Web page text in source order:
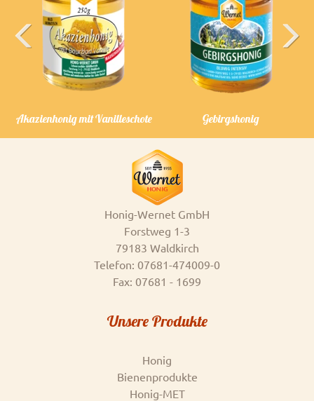
Akazienhonig mit Vanilleschote Gebirgshonig
Previous
Honig-Wernet GmbH
Forstweg 1-3
79183 Waldkirch
Telefon: 07681-474009-0
Fax: 07681 - 1699
Unsere Produkte
Honig
Bienenprodukte
Honig-MET